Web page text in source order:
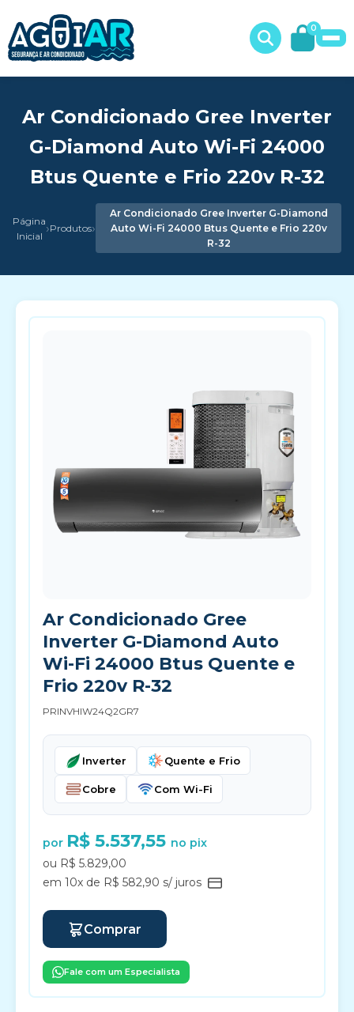
0
Ar Condicionado Gree Inverter
G-Diamond Auto Wi-Fi 24000
Btus Quente e Frio 220v R-32
Página
Inicial ›Produtos›
Ar Condicionado Gree Inverter G-Diamond
Auto Wi-Fi 24000 Btus Quente e Frio 220v
R-32
Ar Condicionado Gree
Inverter G-Diamond Auto
Wi-Fi 24000 Btus Quente e
Frio 220v R-32
PRINVHIW24Q2GR7
Inverter Quente e Frio
Cobre Com Wi-Fi
por R$ 5.537,55 no pix
ou R$ 5.829,00
em 10x de R$ 582,90 s/ juros
Comprar
Fale com um Especialista